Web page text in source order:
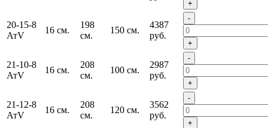
+
20-15-8
АтV
16 см.
198
см.
150 см.
4387
руб.
-
+
21-10-8
АтV
16 см.
208
см.
100 см.
2987
руб.
-
+
21-12-8
АтV
16 см.
208
см.
120 см.
3562
руб.
-
+